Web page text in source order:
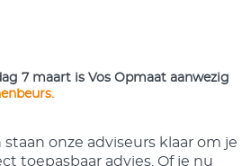
7 maart is Vos Opmaat aanwezig
onze adviseurs klaar om je
toepasbaar advies. Of je nu